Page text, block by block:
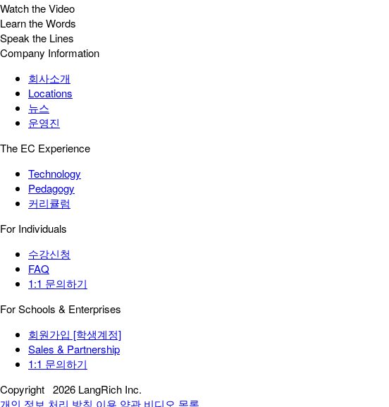
Watch the Video
Learn the Words
Speak the Lines
Company Information
회사소개
Locations
뉴스
운영진
The EC Experience
Technology
Pedagogy
커리큘럼
For Individuals
수강신청
FAQ
1:1 문의하기
For Schools & Enterprises
회원가입 [학생계정]
Sales & Partnership
1:1 문의하기
Copyright 2026 LangRich Inc.